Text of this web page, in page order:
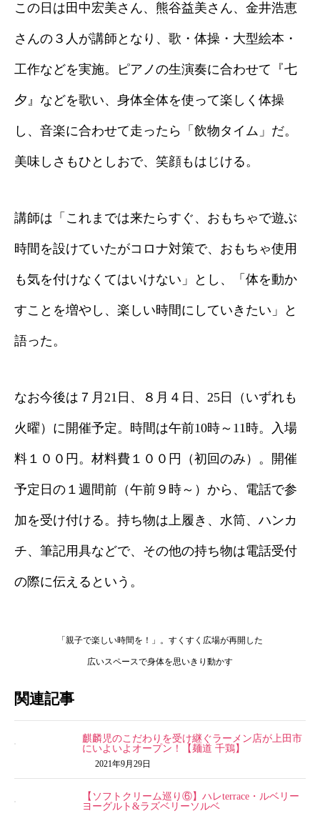
この日は田中宏美さん、熊谷益美さん、金井浩恵
さんの３人が講師となり、歌・体操・大型絵本・
工作などを実施。ピアノの生演奏に合わせて『七
夕』などを歌い、身体全体を使って楽しく体操
し、音楽に合わせて走ったら「飲物タイム」だ。
美味しさもひとしおで、笑顔もはじける。
講師は「これまでは来たらすぐ、おもちゃで遊ぶ
時間を設けていたがコロナ対策で、おもちゃ使用
も気を付けなくてはいけない」とし、「体を動か
すことを増やし、楽しい時間にしていきたい」と
語った。
なお今後は７月21日、８月４日、25日（いずれも
火曜）に開催予定。時間は午前10時～11時。入場
料１００円。材料費１００円（初回のみ）。開催
予定日の１週間前（午前９時～）から、電話で参
加を受け付ける。持ち物は上履き、水筒、ハンカ
チ、筆記用具などで、その他の持ち物は電話受付
の際に伝えるという。
「親子で楽しい時間を！」。すくすく広場が再開した
広いスペースで身体を思いきり動かす
関連記事
麒麟児のこだわりを受け継ぐラーメン店が上田市
にいよいよオープン！【麺道 千鶏】
2021年9月29日
【ソフトクリーム巡り⑥】ハレterrace・ルベリー
ヨーグルト&ラズベリーソルベ